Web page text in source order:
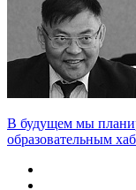
В будущем мы
образовательным